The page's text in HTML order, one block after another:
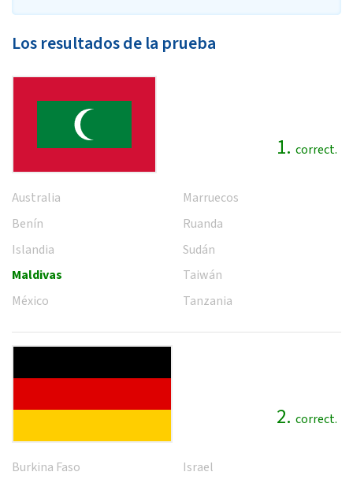
Los resultados de la prueba
1. correct.
Australia
Benín
Islandia
Maldivas
México
Marruecos
Ruanda
Sudán
Taiwán
Tanzania
2. correct.
Burkina Faso
Israel